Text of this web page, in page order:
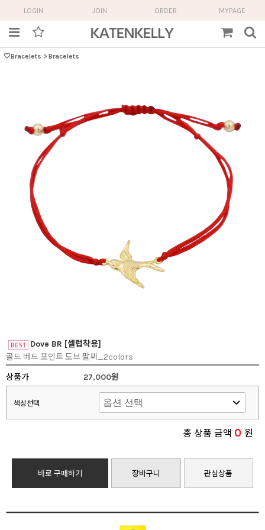
LOGIN JOIN ORDER MYPAGE
🤍Bracelets > Bracelets
Dove BR [셀럽착용]
골드 버드 포인트 도브 팔찌_2colors
상품가
27,000원
색상선택
총 상품 금액 0 원
바로 구매하기 장바구니 관심상품